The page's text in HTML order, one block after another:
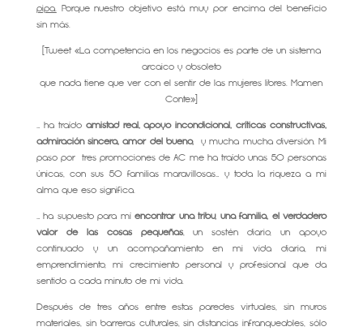
pipa.Porque nuestro objetivo está muy por encima del beneficio
sin más.
[Tweet «La competencia en los negocios es parte de un sistema
arcaico y obsoleto
que nada tiene que ver con el sentir de las mujeres libres. Mamen
Conte»]
… ha traído amistad real, apoyo incondicional, críticas constructivas,
admiración sincera, amor del bueno, y mucha mucha diversión. Mi
paso por tres promociones de AC me ha traído unas 50 personas
únicas, con sus 50 familias maravillosas… y toda la riqueza a mi
alma que eso significa.
… ha supuesto para míencontrar una tribu, una familia, el verdadero
valor de las cosas pequeñas, un sostén diario, un apoyo
continuado y un acompañamiento en mi vida diaria, mi
emprendimiento, mi crecimiento personal y profesional que da
sentido a cada minuto de mi vida.
Después de tres años entre estas paredes virtuales, sin muros
materiales, sin barreras culturales, sin distancias infranqueables, sólo